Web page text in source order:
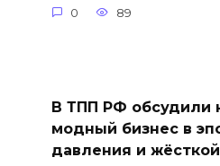
0 89
В ТПП РФ обсудили
модный бизнес в
давления и